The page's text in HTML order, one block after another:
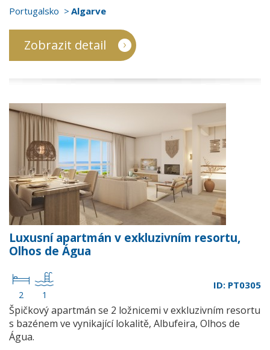
Portugalsko Algarve
Zobrazit detail
Luxusní apartmán v exkluzivním resortu,
Olhos de Água
2 1
ID: PT0305
Špičkový apartmán se 2 ložnicemi v exkluzivním resortu
s bazénem ve vynikající lokalitě, Albufeira, Olhos de
Água.